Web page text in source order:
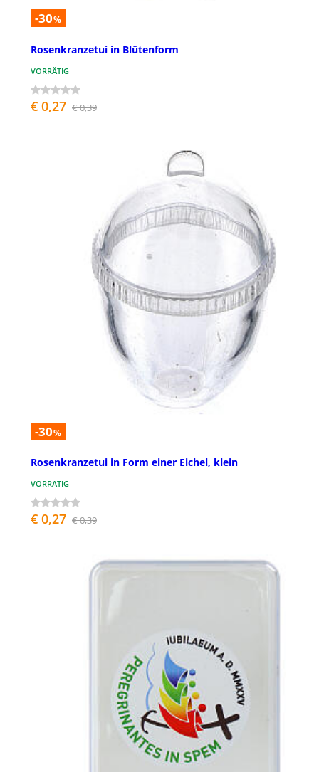
-30%
Rosenkranzetui in Blütenform
VORRÄTIG
€ 0,27 € 0,39
-30%
Rosenkranzetui in Form einer Eichel, klein
VORRÄTIG
€ 0,27 € 0,39